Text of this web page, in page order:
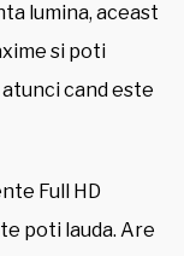
lumina, aceast
si poti
cand este
Full HD
poti lauda. Are